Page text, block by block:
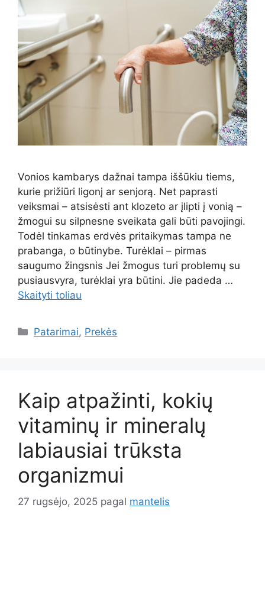
Vonios kambarys dažnai tampa iššūkiu tiems,
kurie prižiūri ligonį ar senjorą. Net paprasti
veiksmai – atsisėsti ant klozeto ar įlipti į vonią –
žmogui su silpnesne sveikata gali būti pavojingi.
Todėl tinkamas erdvės pritaikymas tampa ne
prabanga, o būtinybe. Turėklai – pirmas
saugumo žingsnis Jei žmogus turi problemų su
pusiausvyra, turėklai yra būtini. Jie padeda …
Skaityti toliau
Kategorijos
Patarimai, Prekės
Kaip atpažinti, kokių
vitaminų ir mineralų
labiausiai trūksta
organizmui
27 rugsėjo, 2025 pagal mantelis